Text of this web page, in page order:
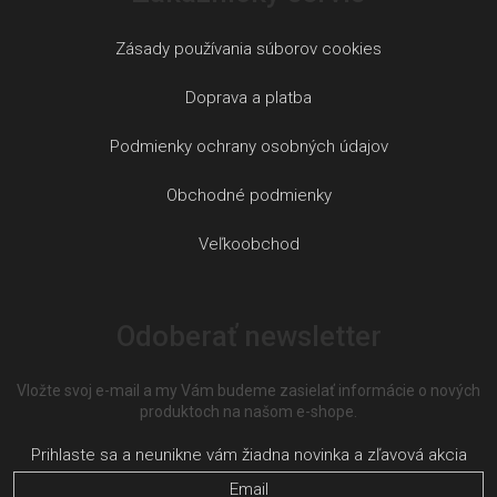
Zásady používania súborov cookies
Doprava a platba
Podmienky ochrany osobných údajov
Obchodné podmienky
Veľkoobchod
Vložte svoj e-mail a my Vám budeme zasielať informácie o nových
produktoch na našom e-shope.
Email